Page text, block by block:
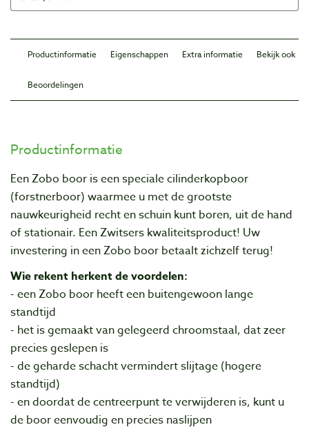
Productinformatie Eigenschappen Extra informatie Bekijk ook
Beoordelingen
Productinformatie
Een Zobo boor is een speciale cilinderkopboor
(forstnerboor) waarmee u met de grootste
nauwkeurigheid recht en schuin kunt boren, uit de hand
of stationair. Een Zwitsers kwaliteitsproduct! Uw
investering in een Zobo boor betaalt zichzelf terug!
Wie rekent herkent de voordelen:
- een Zobo boor heeft een buitengewoon lange
standtijd
- het is gemaakt van gelegeerd chroomstaal, dat zeer
precies geslepen is
- de geharde schacht vermindert slijtage (hogere
standtijd)
- en doordat de centreerpunt te verwijderen is, kunt u
de boor eenvoudig en precies naslijpen